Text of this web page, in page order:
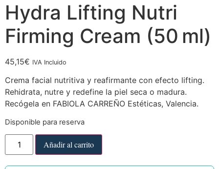
Hydra Lifting Nutri
Firming Cream (50 ml)
45,15€ IVA Incluido
Crema facial nutritiva y reafirmante con efecto lifting.
Rehidrata, nutre y redefine la piel seca o madura.
Recógela en FABIOLA CARREÑO Estéticas, Valencia.
Disponible para reserva
Añadir al carrito